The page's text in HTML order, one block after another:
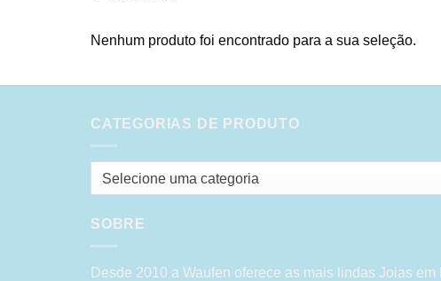
Nenhum produto foi encontrado para a sua seleção.
CATEGORIAS DE PRODUTO
Selecione uma categoria
SOBRE
Desde 2010 a Waufen oferece as mais lindas Joias